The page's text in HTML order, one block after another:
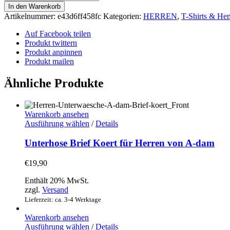
Shirt
Stockholm
No
Hands
DEDICATED
Menge
In den Warenkorb
Artikelnummer: e43d6ff458fc Kategorien: HERREN, T-Shirts &
Auf Facebook teilen
Produkt twittern
Produkt anpinnen
Produkt mailen
Ähnliche Produkte
Warenkorb ansehen
Ausführung wählen Dieses
weist
können
auf
Produktseite
/ Details
Unterhose Brief Koert für Herren von A-dam
€19,90
Enthält 20% MwSt.
zzgl. Versand
Lieferzeit: ca. 3-4 Werktage
Warenkorb ansehen
Ausführung wählen Dieses
/ Details